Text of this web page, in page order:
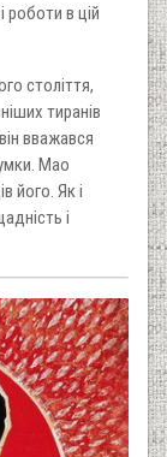
роботи в цій
століття,
тиранів
вважався
Мао
його. Як і
і